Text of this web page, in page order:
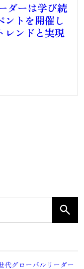
ダーは学び続
ントを開催し
レンドと実現
代グローバルリーダー